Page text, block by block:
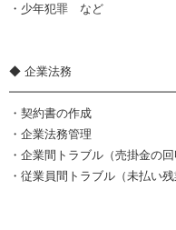
・少年犯罪 など
◆ 企業法務
・契約書の作成
・企業法務管理
・企業間トラブル（売掛金の回
・従業員間トラブル（未払い